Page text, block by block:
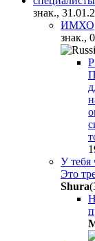
знак.,
ИМХО,
знак.,
У тебя
Это
Shura